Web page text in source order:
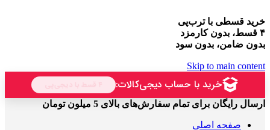
خرید قسطی با ترب‌پی
۴ قسط، بدون کارمزد
بدون ضامن، بدون سود
Skip to main content
ارسال رایگان برای تمام سفارش‌های بالای 5 میلون تومان
صفحه اصلی